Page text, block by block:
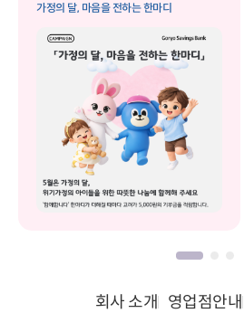
가정의 달, 마음을 전하는 한마디
회사 소개 영업점안내